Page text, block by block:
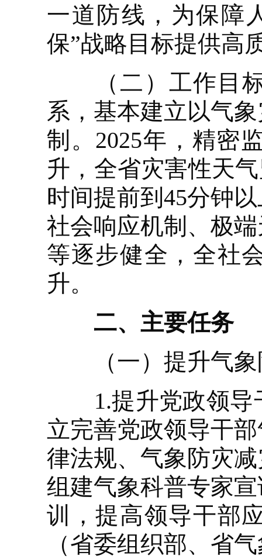
一道防线，为保障
保”战略目标提供高
（二）工作目标
系，基本建立以气
制。2025年，精密
升，全省灾害性天
时间提前到45分钟
社会响应机制、极
等逐步健全，全社
升。
二、主要任务
（一）提升气象
1.提升党政领导
立完善党政领导干
律法规、气象防灾
组建气象科普专家
训，提高领导干部
（省委组织部、省